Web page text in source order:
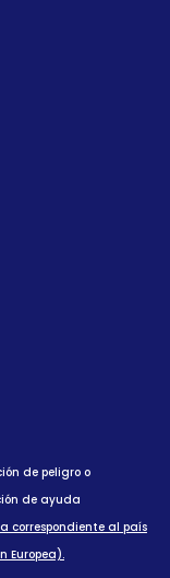
de peligro o
de ayuda
correspondiente al país
Europea).